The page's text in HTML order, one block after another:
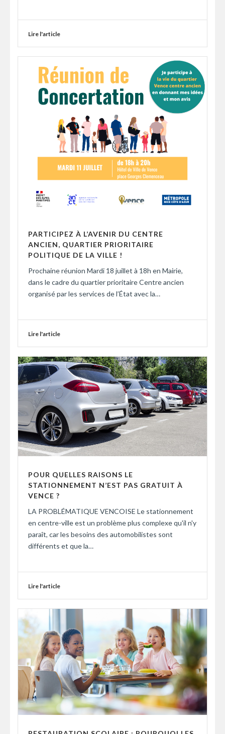
Lire l'article
PARTICIPEZ À L’AVENIR DU CENTRE
ANCIEN, QUARTIER PRIORITAIRE
POLITIQUE DE LA VILLE !
Prochaine réunion Mardi 18 juillet à 18h en Mairie,
dans le cadre du quartier prioritaire Centre ancien
organisé par les services de l’État avec la…
Lire l'article
POUR QUELLES RAISONS LE
STATIONNEMENT N’EST PAS GRATUIT À
VENCE ?
LA PROBLÉMATIQUE VENCOISE Le stationnement
en centre-ville est un problème plus complexe qu'il n'y
paraît, car les besoins des automobilistes sont
différents et que la…
Lire l'article